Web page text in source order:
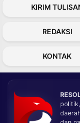
KIRIM
REDAKSI
KONTAK